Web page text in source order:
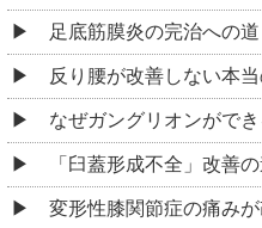
足底筋膜炎の完治への道
反り腰が改善しない本
なぜガングリオンがで
「臼蓋形成不全」改善
変形性膝関節症の痛み